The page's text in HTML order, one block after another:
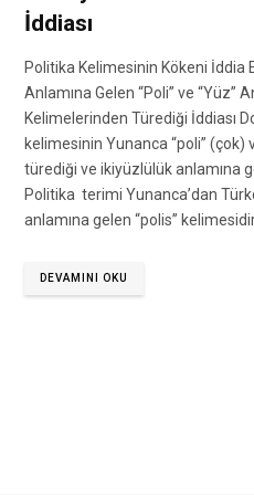
İddiası
Politika Kelimesinin Kökeni İddia
Anlamına Gelen “Poli” ve “Yüz”
Kelimelerinden Türediği İddiası
kelimesinin Yunanca “poli” (çok)
türediği ve ikiyüzlülük anlamına
Politika terimi Yunanca’dan
anlamına gelen “polis”
DEVAMINI OKU